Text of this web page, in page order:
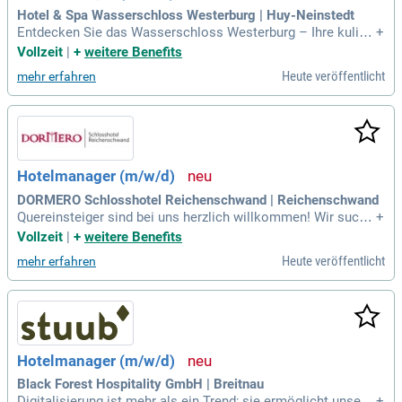
Hotel & Spa Wasserschloss Westerburg | Huy-Neinstedt
Entdecken Sie das Wasserschloss Westerburg – Ihre kulina
rische Bühne mit historischem Flair! Werden Sie Teil unsere
isse. Details auf StepStone.de: bit.ly/4w2X7RC APCT1_DE.
+
Vollzeit
+ weitere Benefits
mehr erfahren Heute veröffentlicht
Hotelmanager (m/w/d)
DORMERO Schlosshotel Reichenschwand | Reichenschwand
Quereinsteiger sind bei uns herzlich willkommen! Wir suche
n dynamische Talente mit Führungskompetenzen und einem
onsfähigkeiten sowie EDV-Kenntnisse sind entscheidend fü
r den Erfolg. Bei uns profitieren Sie von einem freundlichen
Team und attraktiven Mitarbeiterbenefits. Flexible Arbeitszei
ten, Smartphone und Laptop unterstützen Sie optimal. Tatto
os und Piercings? Keineswegs ein Hindernis – bei uns sind
Sie einfach Sie selbst!
+
Vollzeit | + weitere Benefits
mehr erfahren Heute veröffentlicht
Hotelmanager (m/w/d)
Black Forest Hospitality GmbH | Breitnau